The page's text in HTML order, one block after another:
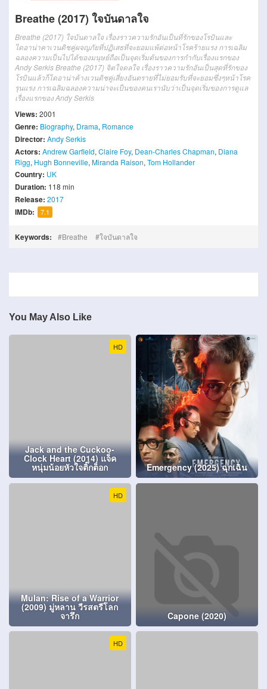
Breathe (2017) ใจบันดาลใจ
Breathe (2017) ใจบันดาลใจ เรื่องราวความรักอันเป็นที่รักของโรบินและ
ไดอาน่าคาเวนดิชคู่ผจญภัยที่ปฏิเสธที่จะยอมแพ้ต่อหน้าโรคร้ายแรง การเฉลิม
ฉลองความเป็นไปได้ของมนุษย์ถือเป็นจุดเริ่มต้นของการกำกับเรื่องแรกของ
Andy Serkis Breathe (2017) จิตใจดลใจ เรื่องราวความรักอันเป็นสุดที่รักของ
โรบินแล้วก็ไดอาน่าค้างเวนดิชคู่เสี่ยงอันตรายที่ไม่ยอมรับที่จะยอมซึ่งๆหน้าโรค
รุนแรง การเฉลิมฉลองความน่าจะเป็นของคนเรานับว่าเป็นจุดเริ่มของการดูแล
เรื่องแรกของ Andy Serkis
Views: 2001
Genre: Biography, Drama, Romance
Director: Andy Serkis
Actors: Andrew Garfield, Claire Foy, Dean-Charles Chapman, Diana
Rigg, Hugh Bonneville, Miranda Raison, Tom Hollander
Country: UK
Duration: 118 min
Release: 2017
IMDb: 7.1
Keywords: Breathe ใจบันดาลใจ
You May Also Like
HD
Jack and the Cuckoo-
Clock Heart (2014) แจ็ค
หนุ่มน้อยหัวใจติ๊กต็อก Emergency (2025) ฉุกเฉิน
HD
Mulan: Rise of a Warrior
(2009) มู่หลาน วีรสตรีโลก
จารึก Capone (2020)
HD